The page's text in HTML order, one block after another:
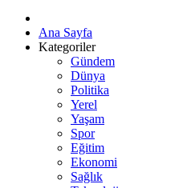
Ana Sayfa
Kategoriler
Gündem
Dünya
Politika
Yerel
Yaşam
Spor
Eğitim
Ekonomi
Sağlık